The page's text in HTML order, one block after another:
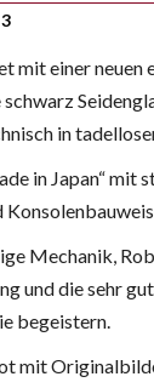
mit einer neuen
in
in Japan“ mit
Mechanik,
und die sehr
begeistern.
mit